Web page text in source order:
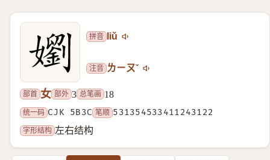
拼音 liǔ
注音 ㄌㄧㄡˇ
部首 女 部外 3 总笔画 18
统一码 CJK 5B3C 笔顺 531354533411243122
字形结构 左右结构